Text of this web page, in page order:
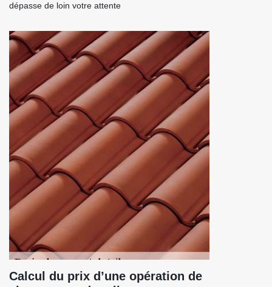
dépasse de loin votre attente
Calcul du prix d’une opération de